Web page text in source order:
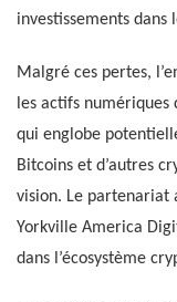
investissements dans
Malgré ces pertes,
les actifs numériques
qui englobe
Bitcoins et d’autres
vision. Le partenariat
Yorkville America
dans l’écosystème